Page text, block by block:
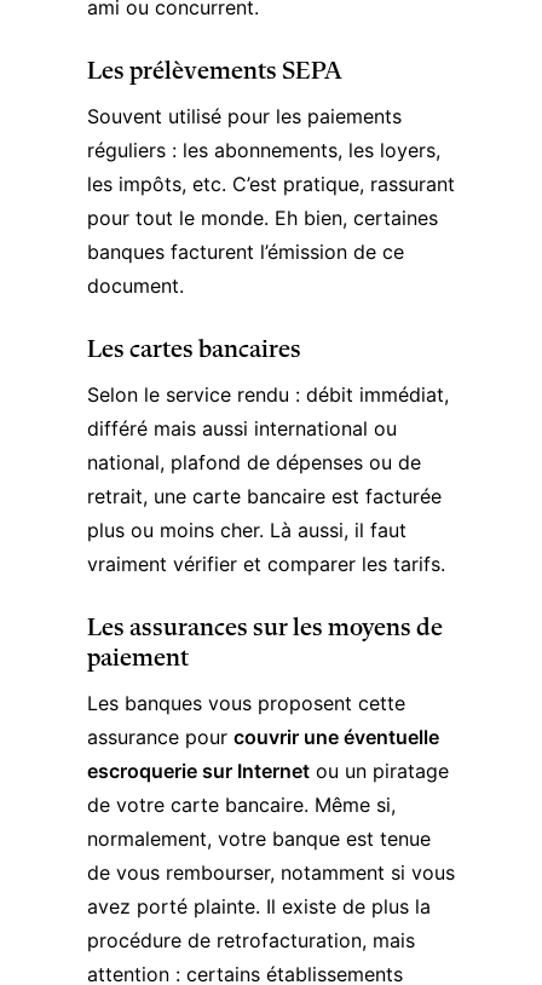
ami ou concurrent.
Les prélèvements SEPA
Souvent utilisé pour les paiements
réguliers : les abonnements, les loyers,
les impôts, etc. C’est pratique, rassurant
pour tout le monde. Eh bien, certaines
banques facturent l’émission de ce
document.
Les cartes bancaires
Selon le service rendu : débit immédiat,
différé mais aussi international ou
national, plafond de dépenses ou de
retrait, une carte bancaire est facturée
plus ou moins cher. Là aussi, il faut
vraiment vérifier et comparer les tarifs.
Les assurances sur les moyens de
paiement
Les banques vous proposent cette
assurance pour couvrir une éventuelle
escroquerie sur Internet ou un piratage
de votre carte bancaire. Même si,
normalement, votre banque est tenue
de vous rembourser, notamment si vous
avez porté plainte. Il existe de plus la
procédure de retrofacturation, mais
attention : certains établissements